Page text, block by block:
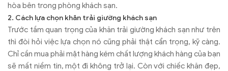
hòa bên trong phòng khách sạn.
2. Cách lựa chọn khăn trải giường khách sạn
Trước tầm quan trọng của khăn trải giường khách sạn như trên
thì đòi hỏi việc lựa chọn nó cũng phải thật cẩn trọng, kỹ càng.
Chỉ cần mua phải mặt hàng kém chất lượng khách hàng của bạn
sẽ mất niềm tin, một đi không trở lại. Còn với chiếc khăn đẹp,